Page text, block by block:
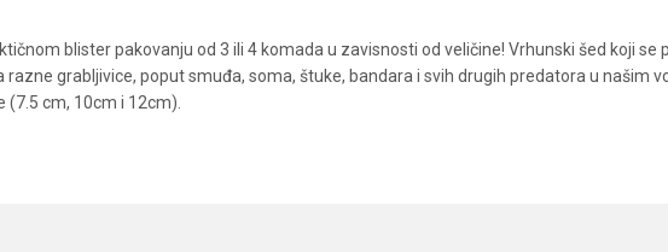
blister pakovanju od 3 ili 4 komada u zavisnosti od veličine! Vrhunski šed koji
razne grabljivice, poput smuđa, soma, štuke, bandara i svih drugih predatora u našim
(7.5 cm, 10cm i 12cm).